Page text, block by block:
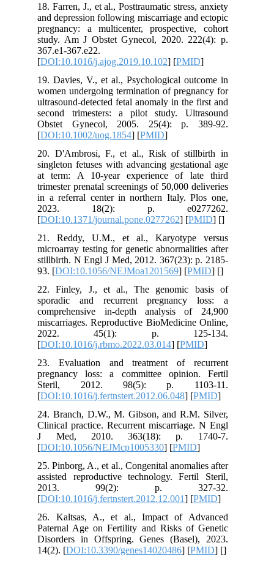
18. Farren, J., et al., Posttraumatic stress, anxiety
and depression following miscarriage and ectopic
pregnancy: a multicenter, prospective, cohort
study. Am J Obstet Gynecol, 2020. 222(4): p.
367.e1-367.e22.
[DOI:10.1016/j.ajog.2019.10.102] [PMID
19. Davies, V., et al., Psychological outcome in
women undergoing termination of pregnancy for
ultrasound-detected fetal anomaly in the first and
second trimesters: a pilot study. Ultrasound
Obstet Gynecol, 2005. 25(4): p. 389-92.
[DOI:10.1002/uog.1854] [PMID
20. D'Ambrosi, F., et al., Risk of stillbirth in
singleton fetuses with advancing gestational age
at term: A 10-year experience of late third
trimester prenatal screenings of 50,000 deliveries
in a referral center in northern Italy. Plos one,
2023. 18(2): p. e0277262.
[DOI:10.1371/journal.pone.0277262] [PMID] [
21. Reddy, U.M., et al., Karyotype versus
microarray testing for genetic abnormalities after
stillbirth. N Engl J Med, 2012. 367(23): p. 2185-
93. [DOI:10.1056/NEJMoa1201569] [PMID] [
22. Finley, J., et al., The genomic basis of
sporadic and recurrent pregnancy loss: a
comprehensive in-depth analysis of 24,900
miscarriages. Reproductive BioMedicine Online,
2022. 45(1): p. 125-134.
[DOI:10.1016/j.rbmo.2022.03.014] [PMID
23. Evaluation and treatment of recurrent
pregnancy loss: a committee opinion. Fertil
Steril, 2012. 98(5): p. 1103-11.
[DOI:10.1016/j.fertnstert.2012.06.048] [PMID
24. Branch, D.W., M. Gibson, and R.M. Silver,
Clinical practice. Recurrent miscarriage. N Engl
J Med, 2010. 363(18): p. 1740-7.
[DOI:10.1056/NEJMcp1005330] [PMID
25. Pinborg, A., et al., Congenital anomalies after
assisted reproductive technology. Fertil Steril,
2013. 99(2): p. 327-32.
[DOI:10.1016/j.fertnstert.2012.12.001] [PMID
26. Kaltsas, A., et al., Impact of Advanced
Paternal Age on Fertility and Risks of Genetic
Disorders in Offspring. Genes (Basel), 2023.
14(2). [DOI:10.3390/genes14020486] [PMID] [